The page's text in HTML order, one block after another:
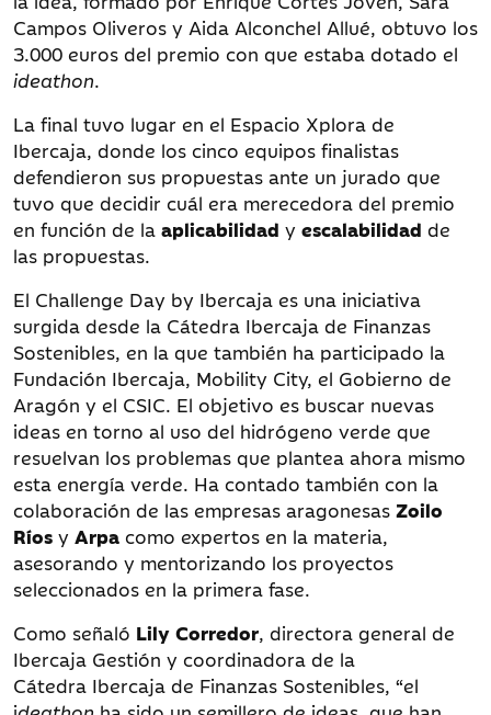
Campos Oliveros y Aida Alconchel Allué, obtuvo los
3.000 euros del premio con que estaba dotado el
ideathon.
La final tuvo lugar en el Espacio Xplora de
Ibercaja, donde los cinco equipos finalistas
defendieron sus propuestas ante un jurado que
tuvo que decidir cuál era merecedora del premio
en función de la aplicabilidad y escalabilidad de
las propuestas.
El Challenge Day by Ibercaja es una iniciativa
surgida desde la Cátedra Ibercaja de Finanzas
Sostenibles, en la que también ha participado la
Fundación Ibercaja, Mobility City, el Gobierno de
Aragón y el CSIC. El objetivo es buscar nuevas
ideas en torno al uso del hidrógeno verde que
resuelvan los problemas que plantea ahora mismo
esta energía verde. Ha contado también con la
colaboración de las empresas aragonesas Zoilo
Ríos y Arpa como expertos en la materia,
asesorando y mentorizando los proyectos
seleccionados en la primera fase.
Como señaló Lily Corredor, directora general de
Ibercaja Gestión y coordinadora de la
Cátedra Ibercaja de Finanzas Sostenibles, “el